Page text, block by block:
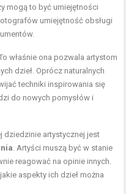
mogą to być umiejętności
umiejętność obsługi
właśnie ona pozwala artystom
dzieł. Oprócz naturalnych
techniki inspirowania się
do nowych pomysłów i
dziedzinie artystycznej jest
. Artyści muszą być w stanie
reagować na opinie innych.
aspekty ich dzieł można